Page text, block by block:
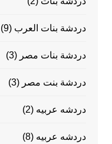
دردشة بنات العرب (9)
دردشة بنات مصر (3)
دردشة بنت مصر (3)
دردشه عربيه (2)
دردشه عربيه (8)